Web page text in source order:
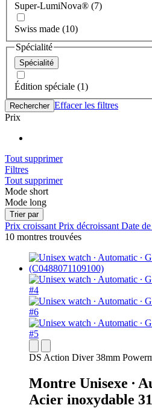
Super-LumiNova® (7)
Swiss made (10)
Spécialité
Spécialité
Édition spéciale (1)
Rechercher Effacer les filtres
Prix
Tout supprimer
Filtres
Tout supprimer
Mode short
Mode long
Trier par
Prix croissant Prix décroissant Date
10 montres trouvées
DS Action Diver 38mm
Montre Unisexe ∙
Acier inoxydable